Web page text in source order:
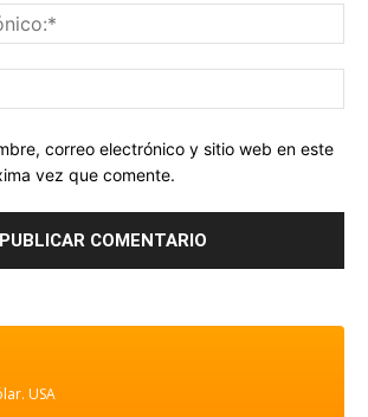
correo electrónico y sitio web en este
vez que comente.
USA